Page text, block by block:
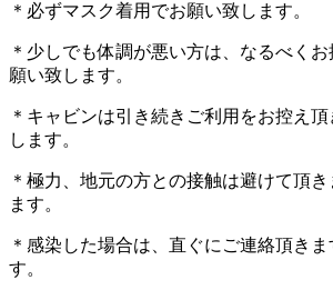
＊必ずマスク着用でお願い致します。
＊少しでも体調が悪い方は、なるべく
願い致します。
＊キャビンは引き続きご利用をお控え
します。
＊極力、地元の方との接触は避けて頂
ます。
＊感染した場合は、直ぐにご連絡頂き
す。